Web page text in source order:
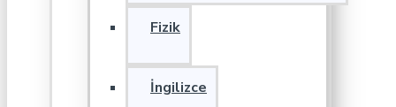
Fizik
İngilizce